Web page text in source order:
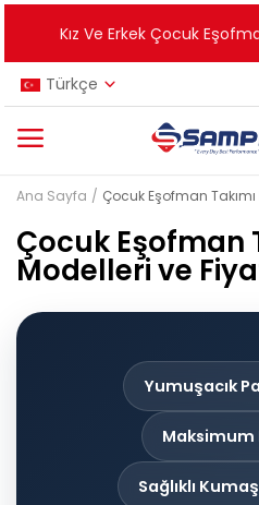
Kız Ve Erkek Çocuk
Türkçe
Kategoriler
Ana Menü
Ana Sayfa Çocuk Eşofman
Çocuk Eşofman
Modelleri ve
Yumuşacık
Maksimum
Sağlıklı